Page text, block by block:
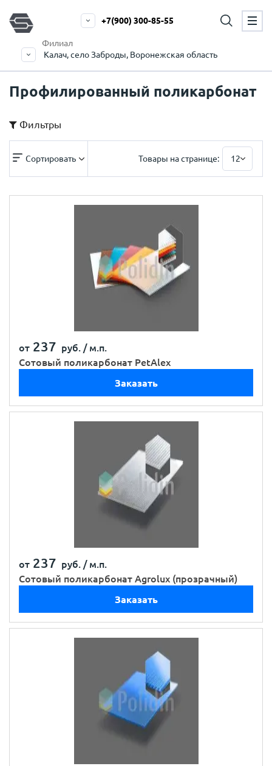
Филиал
Калач, село Заброды, Воронежская область
+7(900) 300-85-55
Профилированный поликарбонат
Фильтры
Сортировать Товары на странице: 12
от 237 руб. / м.п.
Сотовый поликарбонат PetAlex
Заказать
от 237 руб. / м.п.
Сотовый поликарбонат Agrolux (прозрачный)
Заказать